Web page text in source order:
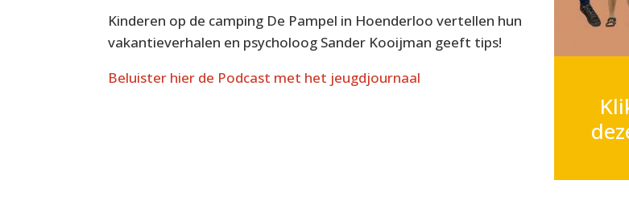
Kinderen op de camping De Pampel in Hoenderloo vertellen hun
vakantieverhalen en psycholoog Sander Kooijman geeft tips!
Beluister hier de Podcast met het jeugdjournaal